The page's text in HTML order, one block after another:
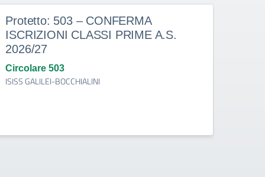
Protetto: 503 – CONFERMA
ISCRIZIONI CLASSI PRIME A.S.
2026/27
Circolare 503
ISISS GALILEI-BOCCHIALINI